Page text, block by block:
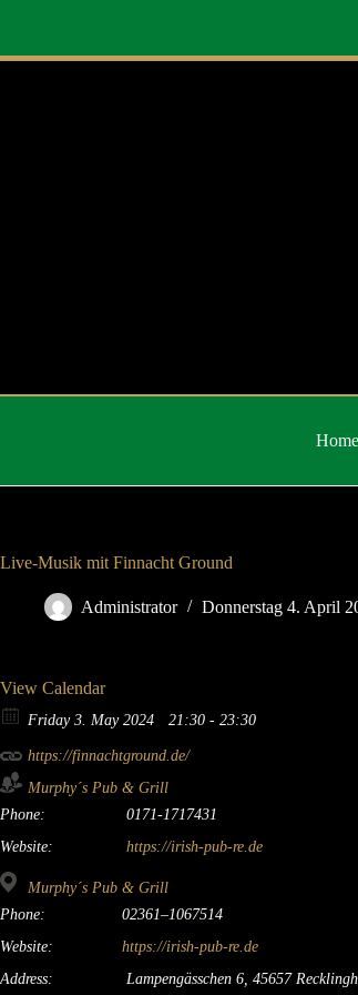
Home
Live-Musik mit Finnacht Ground
Administrator Donnerstag 4. April
View Calendar
Friday 3. May 2024 21:30 - 23:30
https://finnachtground.de/
Murphy´s Pub & Grill
Phone:
0171-1717431
Website:
https://irish-pub-re.de
Murphy´s Pub & Grill
Phone:
02361–1067514
Website:
https://irish-pub-re.de
Address:
Lampengässchen 6, 45657